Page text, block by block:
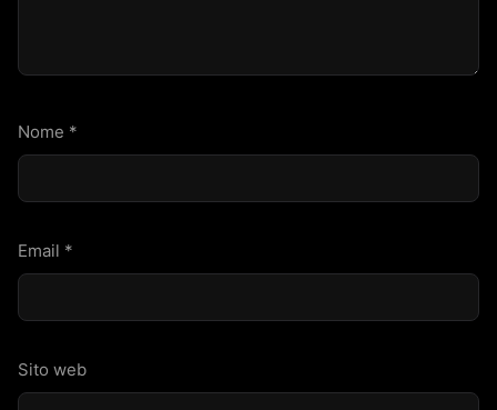
Nome *
Email *
Sito web